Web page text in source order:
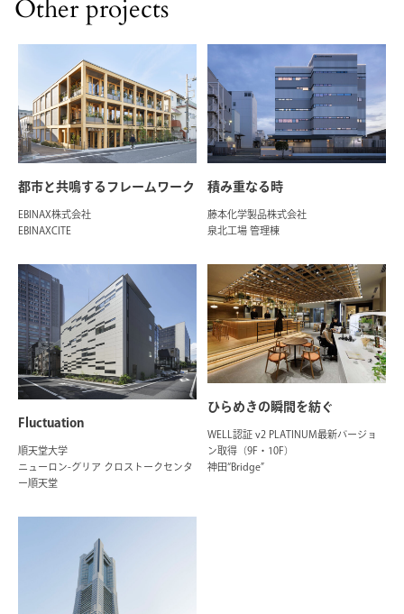
都市と共鳴するフレームワーク
EBINAX株式会社
EBINAXCITE
積み重なる時
藤本化学製品株式会社
泉北工場 管理棟
Fluctuation
順天堂大学
ニューロン-グリア クロストークセンタ
ー順天堂
ひらめきの瞬間を紡ぐ
WELL認証 v2 PLATINUM最新バージョ
ン取得（9F・10F）
神田“Bridge”